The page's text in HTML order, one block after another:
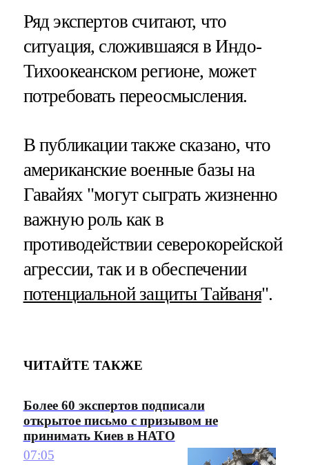
Ряд экспертов считают, что
ситуация, сложившаяся в Индо-
Тихоокеанском регионе, может
потребовать переосмысления.
В публикации также сказано, что
американские военные базы на
Гавайях "могут сыграть жизненно
важную роль как в
противодействии северокорейской
агрессии, так и в обеспечении
потенциальной защиты Тайваня".
ЧИТАЙТЕ ТАКЖЕ
Более 60 экспертов подписали
открытое письмо с призывом не
принимать Киев в НАТО
07:05